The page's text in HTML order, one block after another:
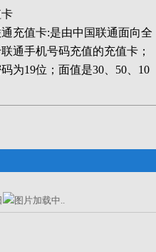
充值卡:是由中国联通面向全
通手机号码充值的充值卡；
为19位；面值是30、50、10